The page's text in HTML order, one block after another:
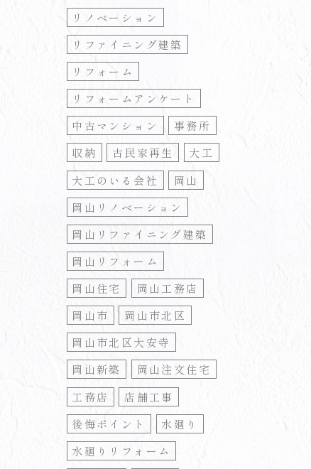
リノベーション
リファイニング建築
リフォーム
リフォームアンケート
中古マンション
事務所
収納
古民家再生
大工
大工のいる会社
岡山
岡山リノベーション
岡山リファイニング建築
岡山リフォーム
岡山住宅
岡山工務店
岡山市
岡山市北区
岡山市北区大安寺
岡山新築
岡山注文住宅
工務店
店舗工事
後悔ポイント
水廻り
水廻りリフォーム